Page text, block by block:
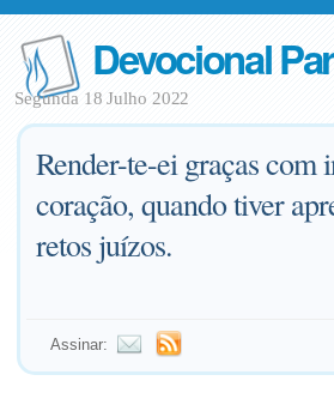
Devocional
Segunda 18 Julho 2022
Render-te-ei graças com
coração, quando tiver
retos juízos.
Assinar: